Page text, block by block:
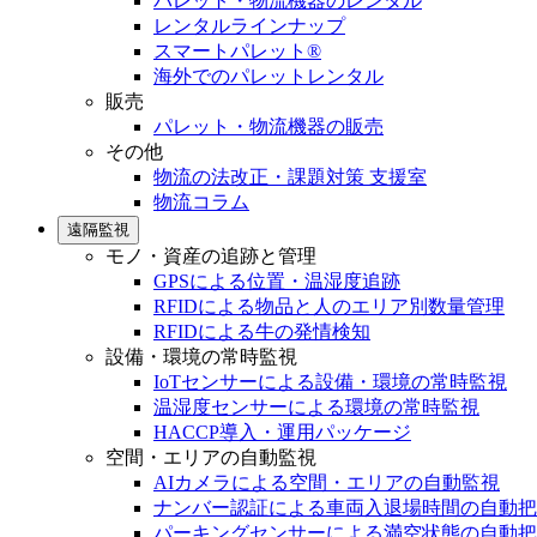
レンタルラインナップ
スマートパレット®
海外でのパレットレンタル
販売
パレット・物流機器の販売
その他
物流の法改正・課題対策 支援室
物流コラム
遠隔監視
モノ・資産の追跡と管理
GPSによる位置・温湿度追跡
RFIDによる物品と人のエリア別数量管理
RFIDによる牛の発情検知
設備・環境の常時監視
IoTセンサーによる設備・環境の常時監視
温湿度センサーによる環境の常時監視
HACCP導入・運用パッケージ
空間・エリアの自動監視
AIカメラによる空間・エリアの自動監視
ナンバー認証による車両入退場時間の自動